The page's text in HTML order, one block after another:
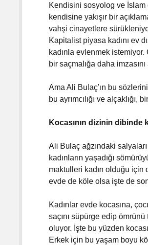
Kendisini sosyolog ve İslam
kendisine yakışır bir
vahşi cinayetlere
Kapitalist piyasa kadını ev
kadınla evlenmek
bir saçmalığa daha imzasını
Ama Ali Bulaç’ın bu
bu ayrımcılığı ve
Kocasının dizinin dibinde
Ali Bulaç ağzındaki
kadınların yaşadığı
maktulleri kadın olduğu için
evde de köle olsa işte de
Kadınlar evde kocasına,
saçını süpürge edip
oluyor. İşte bu yüzden
Erkek için bu yaşam boyu